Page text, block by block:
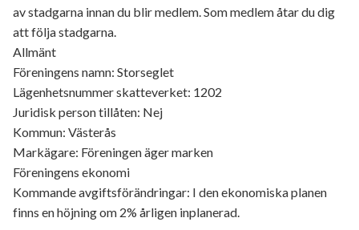
av stadgarna innan du blir medlem. Som medlem åtar du dig
att följa stadgarna.
Allmänt
Föreningens namn: Storseglet
Lägenhetsnummer skatteverket: 1202
Juridisk person tillåten: Nej
Kommun: Västerås
Markägare: Föreningen äger marken
Föreningens ekonomi
Kommande avgiftsförändringar: I den ekonomiska planen
finns en höjning om 2% årligen inplanerad.